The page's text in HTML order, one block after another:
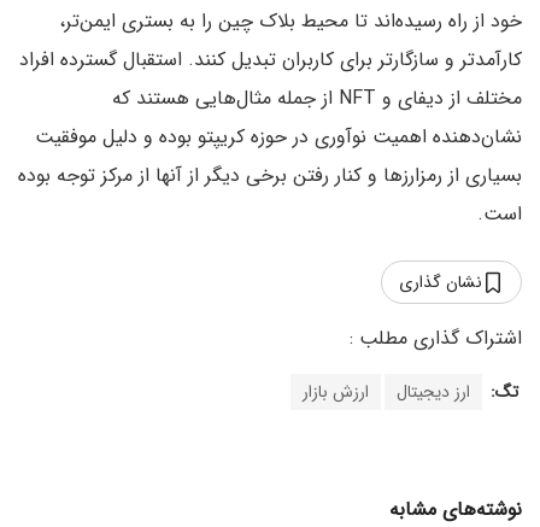
خود از راه رسیده‌اند تا محیط بلاک چین را به بستری ایمن‌تر،
کارآمدتر و سازگارتر برای کاربران تبدیل کنند. استقبال گسترده افراد
مختلف از دیفای و NFT از جمله مثال‌هایی هستند که
نشان‌دهنده اهمیت نوآوری در حوزه کریپتو بوده و دلیل موفقیت
بسیاری از رمزارزها و کنار رفتن برخی دیگر از آنها از مرکز توجه بوده
است.
نشان گذاری
تگ: ارز دیجیتال ارزش بازار
نوشته‌های مشابه